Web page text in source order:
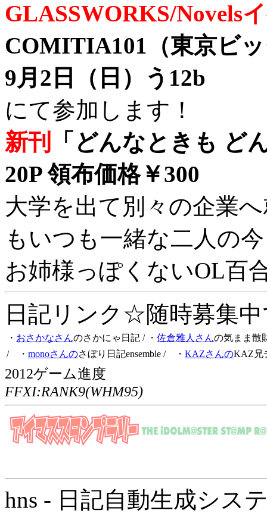
GLASSWORKS/Novels
COMITIA101（東京ビ
9月2日（日）う12b
にて参加します！
新刊
「どんなときも ど
20P 領布価格￥300
大学を出て別々の企業
もいつも一緒な二人の
お姉様っぽくないOL百
日記リンク☆随時募集
・ おさかなさんのさかにゃ日記 / ・ 佐倉雅人さんの気まま散
/ ・ monoさんのさぼり日記ensemble / ・ KAZさんのKAZ兄
2012ゲーム進度
FFXI:RANK9(WHM95)
hns - 日記自動生成シス